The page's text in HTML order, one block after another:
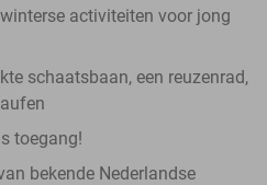
activiteiten voor jong
schaatsbaan, een reuzenrad,
toegang!
bekende Nederlandse